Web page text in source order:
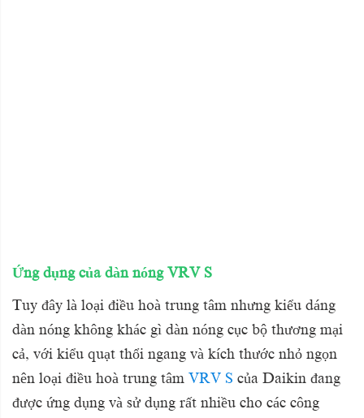
Ứng dụng của dàn nóng VRV S
Tuy đây là loại điều hoà trung tâm nhưng kiểu dáng
dàn nóng không khác gì dàn nóng cục bộ thương mại
cả, với kiểu quạt thổi ngang và kích thước nhỏ ngọn
nên loại điều hoà trung tâm VRV S của Daikin đang
được ứng dụng và sử dụng rất nhiều cho các công